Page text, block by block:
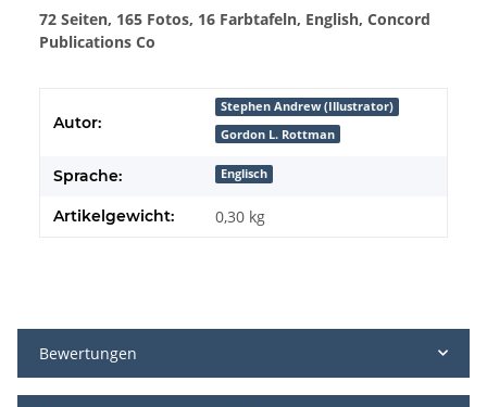
72 Seiten, 165 Fotos, 16 Farbtafeln, English, Concord
Publications Co
Autor:
Stephen Andrew (Illustrator)
Gordon L. Rottman
Sprache: Englisch
Artikelgewicht: 0,30 kg
Bewertungen